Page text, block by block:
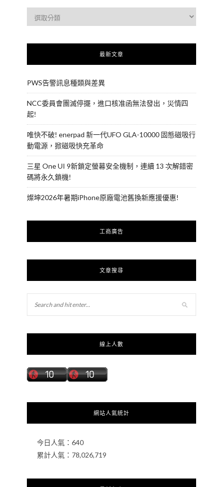
最新文章
PWS告警訊息種類與差異
NCC委員會團滅停擺，進口核准函無法發出，災情四
起!
唯快不破! enerpad 新一代UFO GLA-10000 固態磁吸行
動電源，掀磁吸快充革命
三星 One UI 9新鎖定螢幕安全機制，連續 13 次解錯密
碼將永久鎖機!
燦坤2026年暑期iPhone原廠電池舊換新應援優惠!
工商廣告
文章搜尋
線上人數
網站人氣統計
今日人氣： 640
累計人氣： 78,026,719